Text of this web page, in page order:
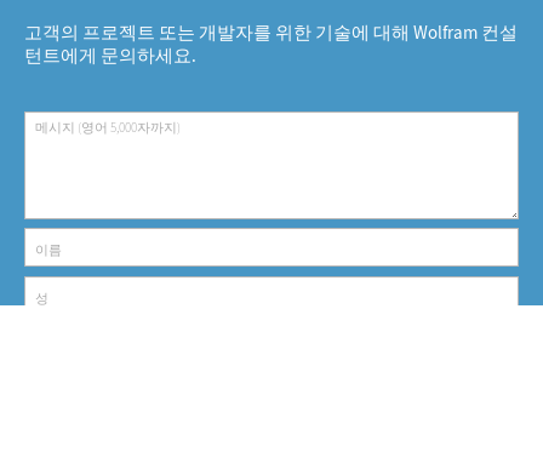
고객의 프로젝트 또는 개발자를 위한 기술에 대해 Wolfram 컨설
턴트에게 문의하세요.